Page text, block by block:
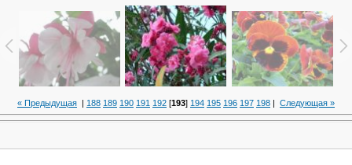
« Предыдущая | 188 189 190 191 192 [193] 194 195 196 197 198 | Следующая »